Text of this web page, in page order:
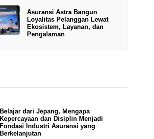
Asuransi Astra Bangun
Loyalitas Pelanggan Lewat
Ekosistem, Layanan, dan
Pengalaman
Belajar dari Jepang, Mengapa
Kepercayaan dan Disiplin Menjadi
Fondasi Industri Asuransi yang
Berkelanjutan